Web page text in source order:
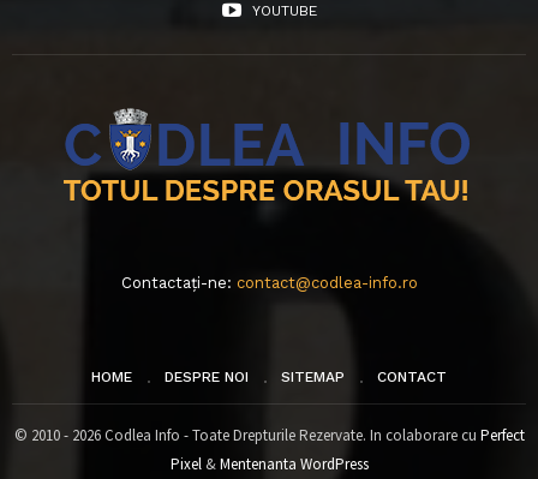
YOUTUBE
Contactați-ne: contact@codlea-info.ro
HOME DESPRE NOI SITEMAP CONTACT
© 2010 - 2026 Codlea Info - Toate Drepturile Rezervate. In colaborare cu Perfect
Pixel&Mentenanta WordPress